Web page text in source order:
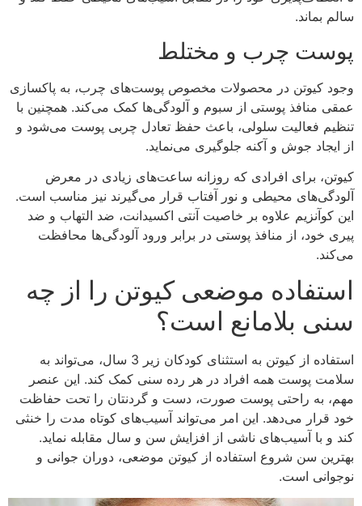
سالم بماند.
پوست چرب و مختلط
وجود کیوتن در محصولات مخصوص پوست‌های چرب، به پاکسازی
عمقی منافذ پوستی از سبوم و آلودگی‌ها کمک می‌کند. همچنین با
تنظیم فعالیت سلولی، باعث حفظ تعادل چربی پوست می‌شود و
از ایجاد جوش و آکنه جلوگیری می‌نماید.
کیوتن، برای افرادی که روزانه ساعت‌های زیادی در معرض
آلودگی‌های محیطی و نور آفتاب قرار می‌گیرند نیز مناسب است.
این کوآنزیم علاوه بر خاصیت آنتی اکسیدانت، ضد التهاب و ضد
پیری خود، از منافذ پوستی در برابر ورود آلودگی‌ها محافظت
می‌کند.
استفاده موضعی کیوتن را از چه
سنی بلامانع است؟
استفاده از کیوتن به استثنای کودکان زیر 3 سال، می‌تواند به
سلامت پوست همه افراد در هر رده سنی کمک کند. این عنصر
مهم، به راحتی پوست صورت، دست و گردنتان را تحت حفاظت
خود قرار می‌دهد. این امر می‌تواند آسیب‌های کوتاه مدت را خنثی
کند و با آسیب‌های ناشی از افزایش سن و سال مقابله نماید.
بهترین سن شروع استفاده از کیوتن موضعی، دوران جوانی و
نوجوانی است.